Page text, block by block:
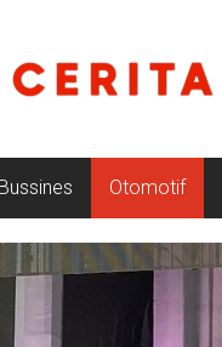
Bussines Otomotif